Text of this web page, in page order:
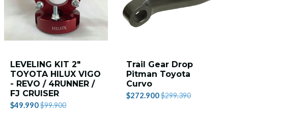
LEVELING KIT 2"
TOYOTA HILUX VIGO
- REVO / 4RUNNER /
FJ CRUISER
$49.990$99.900
Trail Gear Drop
Pitman Toyota
Curvo
$272.900$299.390